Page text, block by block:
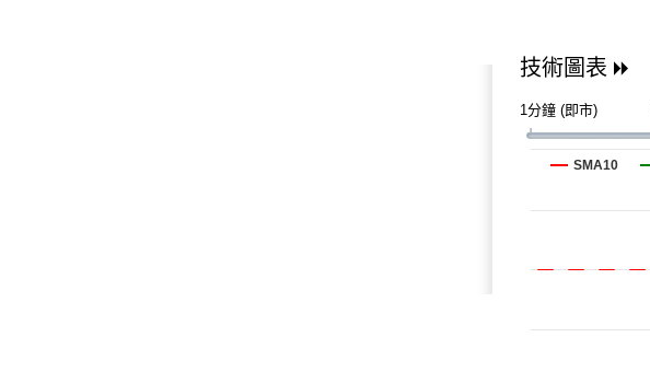
技術圖表
1分鐘 (即市)